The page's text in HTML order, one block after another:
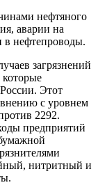
нефтяного
аварии на
в нефтепроводы.
загрязнений
Этот
с уровнем
2292.
предприятий
нитритный и